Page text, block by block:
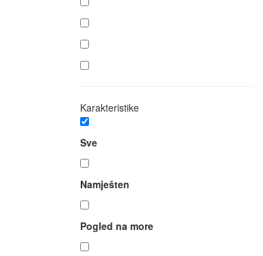
Karakteristike
Sve
Namješten
Pogled na more